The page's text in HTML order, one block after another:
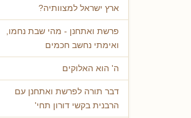
ארץ ישראל למצוותיה?
פרשת ואתחנן - מהי שבת נחמו,
ואימתי נחשב חכמים
ה' הוא האלוקים
דבר תורה לפרשת ואתחנן עם
הרבנית בקשי דורון תחי'